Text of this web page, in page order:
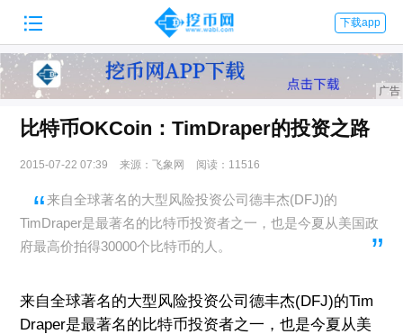
 下载app
比特币OKCoin：TimDraper的投资之路
2015-07-22 07:39 来源：飞象网 阅读：11516
来自全球著名的大型风险投资公司德丰杰(DFJ)的
TimDraper是最著名的比特币投资者之一，也是今夏从美国政
府最高价拍得30000个比特币的人。
来自全球著名的大型风险投资公司德丰杰(DFJ)的Tim
Draper是最著名的比特币投资者之一，也是今夏从美